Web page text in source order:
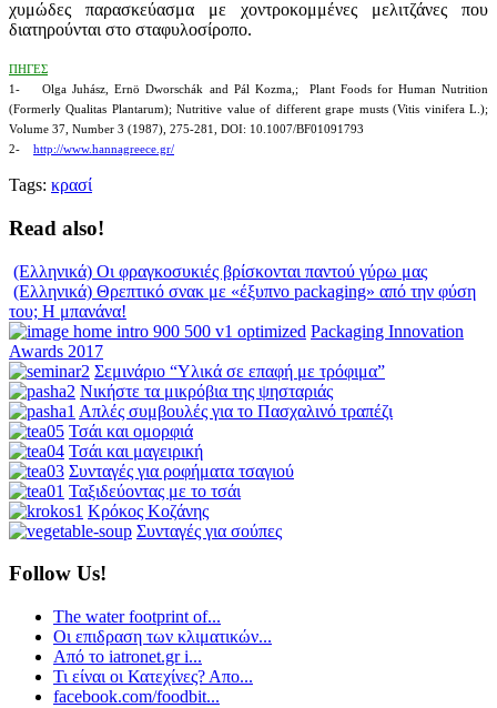
χυμώδες παρασκεύασμα με χοντροκομμένες μελιτζάνες που
διατηρούνται στο σταφυλοσίροπο.
ΠΗΓΕΣ
1- Olga Juhász, Ernö Dworschák and Pál Kozma,; Plant Foods for Human Nutrition
(Formerly Qualitas Plantarum); Nutritive value of different grape musts (Vitis vinifera L.);
Volume 37, Number 3 (1987), 275-281, DOI: 10.1007/BF01091793
2- http://www.hannagreece.gr/
Tags: κρασί
Read also!
(Ελληνικά) Οι φραγκοσυκιές βρίσκονται παντού γύρω μας
(Ελληνικά) Θρεπτικό σνακ με «έξυπνο packaging» από την φύση
του; Η μπανάνα!
Packaging Innovation
Awards 2017
Σεμινάριο “Υλικά σε επαφή με τρόφιμα”
Νικήστε τα μικρόβια της ψησταριάς
Απλές συμβουλές για το Πασχαλινό τραπέζι
Τσάι και ομορφιά
Τσάι και μαγειρική
Συνταγές για ροφήματα τσαγιού
Ταξιδεύοντας με το τσάι
Κρόκος Κοζάνης
Συνταγές για σούπες
Follow Us!
The water footprint of...
Οι επιδραση των κλιματικών...
Από το iatronet.gr i...
Τι είναι οι Κατεχίνες? Απο...
facebook.com/foodbit...